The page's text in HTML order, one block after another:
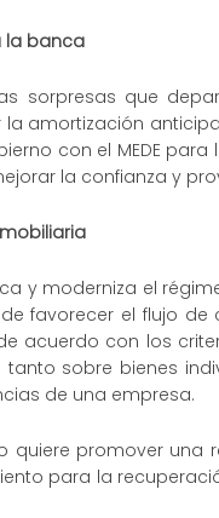
la banca
sorpresas que
amortización
con el MEDE
la confianza y
y moderniza el
favorecer el flujo
acuerdo con los
tanto sobre bienes
de una empresa.
quiere promover
para la